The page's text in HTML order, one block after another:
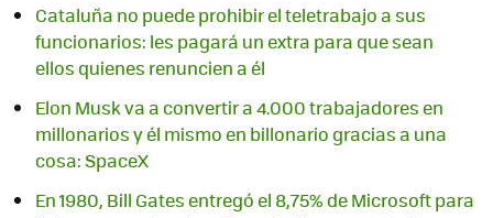
Cataluña no puede prohibir el teletrabajo a sus
funcionarios: les pagará un extra para que sean
ellos quienes renuncien a él
Elon Musk va a convertir a 4.000 trabajadores en
millonarios y él mismo en billonario gracias a una
cosa: SpaceX
En 1980, Bill Gates entregó el 8,75% de Microsoft para